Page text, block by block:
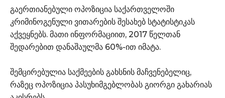
გაერთიანებული ოპოზიცია საქართველოში
კრიმინოგენული ვითარების შესახებ სტატისტიკას
აქვეყნებს. მათი ინფორმაციით, 2017 წელთან
შედარებით დანაშაულმა 60%-ით იმატა.
შემცირებულია საქმეების გახსნის მაჩვენებელიც,
რაზეც ოპოზიცია პასუხიმგებლობას გიორგი გახარიას